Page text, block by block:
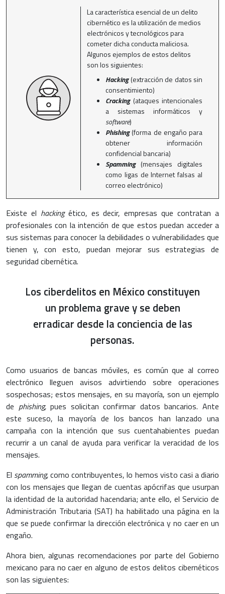
La característica esencial de un delito
cibernético es la utilización de medios
electrónicos y tecnológicos para
cometer dicha conducta maliciosa.
Algunos ejemplos de estos delitos
son los siguientes:
Hacking(extracción de datos sin
consentimiento)
Cracking(ataques intencionales
a sistemas informáticos y
software)
Phishing(forma de engaño para
obtener información
confidencial bancaria)
Spamming(mensajes digitales
como ligas de Internet falsas al
correo electrónico)
Existe el hackingético, es decir, empresas que contratan a
profesionales con la intención de que estos puedan acceder a
sus sistemas para conocer la debilidades o vulnerabilidades que
tienen y, con esto, puedan mejorar sus estrategias de
seguridad cibernética.
Los ciberdelitos en México constituyen
un problema grave y se deben
erradicar desde la conciencia de las
personas.
Como usuarios de bancas móviles, es común que al correo
electrónico lleguen avisos advirtiendo sobre operaciones
sospechosas; estos mensajes, en su mayoría, son un ejemplo
de phishing,pues solicitan confirmar datos bancarios. Ante
este suceso, la mayoría de los bancos han lanzado una
campaña con la intención que sus cuentahabientes puedan
recurrir a un canal de ayuda para verificar la veracidad de los
mensajes.
El spamming,como contribuyentes, lo hemos visto casi a diario
con los mensajes que llegan de cuentas apócrifas que usurpan
la identidad de la autoridad hacendaria; ante ello, el Servicio de
Administración Tributaria (SAT) ha habilitado una página en la
que se puede confirmar la dirección electrónica y no caer en un
engaño.
Ahora bien, algunas recomendaciones por parte del Gobierno
mexicano para no caer en alguno de estos delitos cibernéticos
son las siguientes: